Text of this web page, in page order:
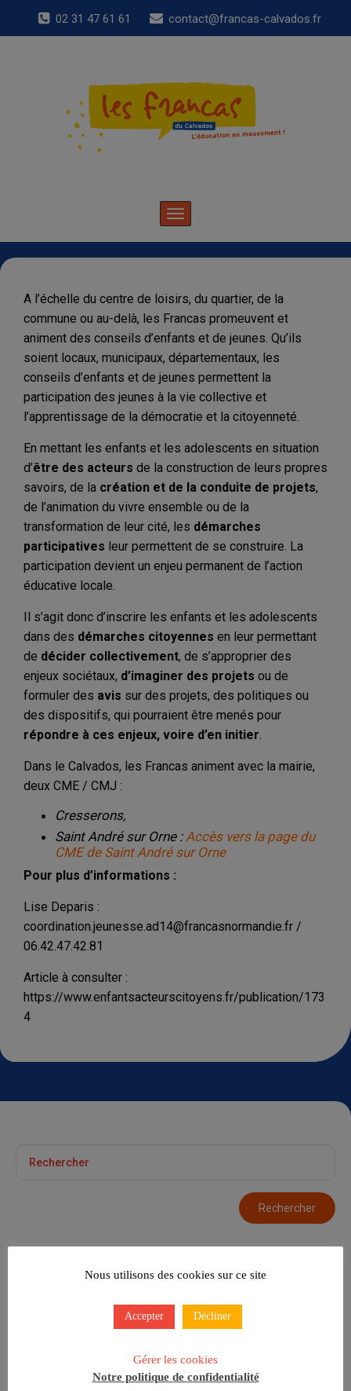
02 31 47 61 61 contact@francas-calvados.fr
Toggle
navigation
A l’échelle du centre de loisirs, du quartier, de la
commune ou au-delà, les Francas promeuvent et
animent des conseils d’enfants et de jeunes. Qu’ils
soient locaux, municipaux, départementaux, les
conseils d’enfants et de jeunes permettent la
participation des jeunes à la vie collective et
l’apprentissage de la démocratie et la citoyenneté.
En mettant les enfants et les adolescents en situation
d’être des acteurs de la construction de leurs propres
savoirs, de la création et de la conduite de projets,
de l’animation du vivre ensemble ou de la
transformation de leur cité, les démarches
participatives leur permettent de se construire. La
participation devient un enjeu permanent de l’action
éducative locale.
Il s’agit donc d’inscrire les enfants et les adolescents
dans des démarches citoyennes en leur permettant
de décider collectivement, de s’approprier des
enjeux sociétaux, d’imaginer des projets ou de
formuler des avis sur des projets, des politiques ou
des dispositifs, qui pourraient être menés pour
répondre à ces enjeux, voire d’en initier.
Dans le Calvados, les Francas animent avec la mairie,
deux CME / CMJ :
Cresserons,
Saint André sur Orne :Accès vers la page du
CME de Saint André sur Orne
Pour plus d’informations :
Lise Deparis :
coordination.jeunesse.ad14@francasnormandie.fr /
06.42.47.42.81
Article à consulter :
https://www.enfantsacteurscitoyens.fr/publication/173
4
Nous utilisons des cookies sur ce site
Accepter Décliner
Gérer les cookies
Notre politique de confidentialité